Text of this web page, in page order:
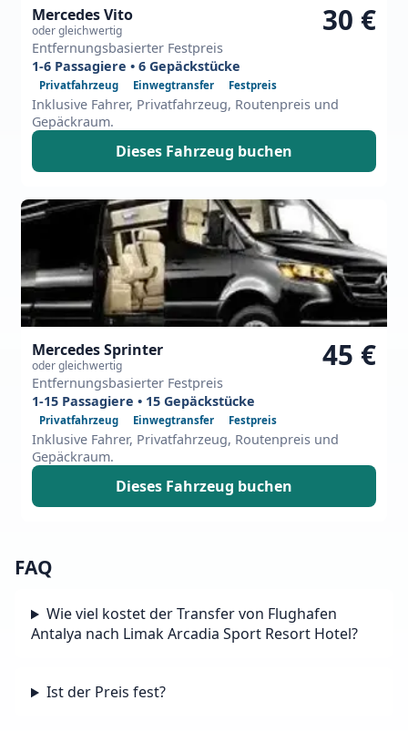
Mercedes Vito
oder gleichwertig
Entfernungsbasierter Festpreis
30 €
1-6 Passagiere • 6 Gepäckstücke
Privatfahrzeug Einwegtransfer Festpreis
Inklusive Fahrer, Privatfahrzeug, Routenpreis und
Gepäckraum.
Dieses Fahrzeug buchen
Mercedes Sprinter
oder gleichwertig
Entfernungsbasierter Festpreis
45 €
1-15 Passagiere • 15 Gepäckstücke
Privatfahrzeug Einwegtransfer Festpreis
Inklusive Fahrer, Privatfahrzeug, Routenpreis und
Gepäckraum.
Dieses Fahrzeug buchen
FAQ
Wie viel kostet der Transfer von Flughafen
Antalya nach Limak Arcadia Sport Resort Hotel?
Ist der Preis fest?